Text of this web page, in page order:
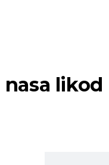
likod